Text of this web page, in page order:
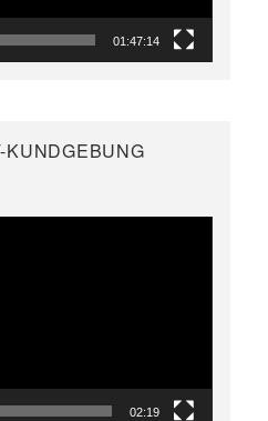
01:47:14
KUNDGEBUNG
02:19